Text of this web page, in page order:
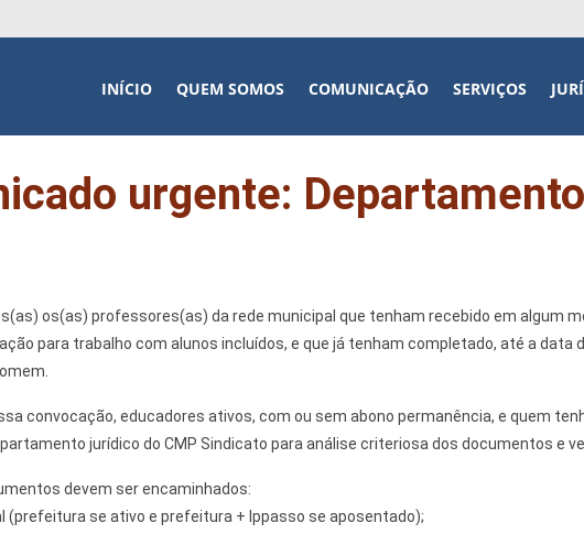
INÍCIO QUEM SOMOS COMUNICAÇÃO SERVIÇOS
urgente:
os(as) professores(as) da rede municipal que tenham recebido em algum
para trabalho com alunos incluídos, e que já tenham completado, até a data
convocação, educadores ativos, com ou sem abono permanência, e quem
jurídico do CMP Sindicato para análise criteriosa dos documentos e
devem ser encaminhados:
(prefeitura se ativo e prefeitura + Ippasso se aposentado);